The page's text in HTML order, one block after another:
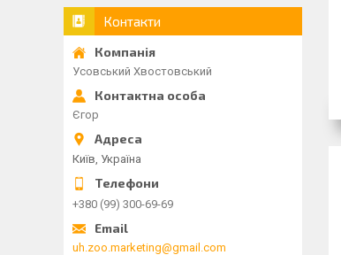
Контакти
Усовський Хвостовський
Єгор
Київ, Україна
+380 (99) 300-69-69
uh.zoo.marketing@gmail.com